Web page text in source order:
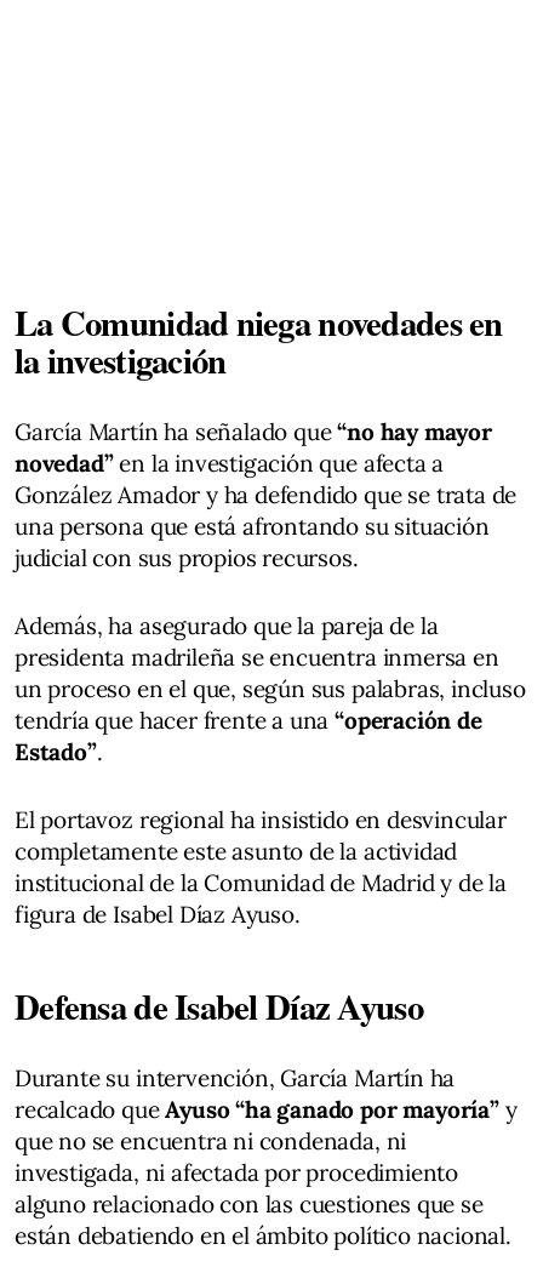
La Comunidad niega novedades en
la investigación
García Martín ha señalado que“no hay mayor
novedad”en la investigación que afecta a
González Amador y ha defendido que se trata de
una persona que está afrontando su situación
judicial con sus propios recursos.
Además, ha asegurado que la pareja de la
presidenta madrileña se encuentra inmersa en
un proceso en el que, según sus palabras, incluso
tendría que hacer frente a una“operación de
Estado”.
El portavoz regional ha insistido en desvincular
completamente este asunto de la actividad
institucional de la Comunidad de Madrid y de la
figura de Isabel Díaz Ayuso.
Defensa de Isabel Díaz Ayuso
Durante su intervención, García Martín ha
recalcado queAyuso “ha ganado por mayoría”y
que no se encuentra ni condenada, ni
investigada, ni afectada por procedimiento
alguno relacionado con las cuestiones que se
están debatiendo en el ámbito político nacional.